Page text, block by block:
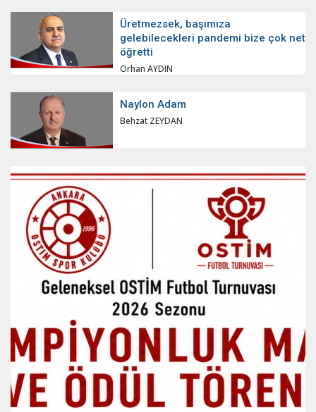
Üretmezsek, başımıza
gelebilecekleri pandemi bize çok net
öğretti
Orhan AYDIN
Naylon Adam
Behzat ZEYDAN